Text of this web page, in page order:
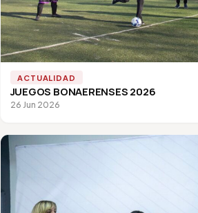
ACTUALIDAD
JUEGOS BONAERENSES 2026
26 Jun 2026